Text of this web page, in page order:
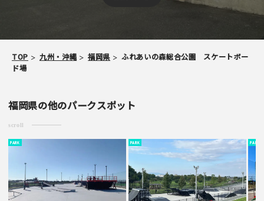
ご注意事項
・ご投稿後、約１～２日以内の掲載となります。
・一方的な誹謗中傷の内容は掲載いたしかねます。
TOP 九州・沖縄 福岡県
ふれあいの森総合公園 スケートボー
ド場
福岡県の他のパークスポット
scroll
PARK PARK PARK